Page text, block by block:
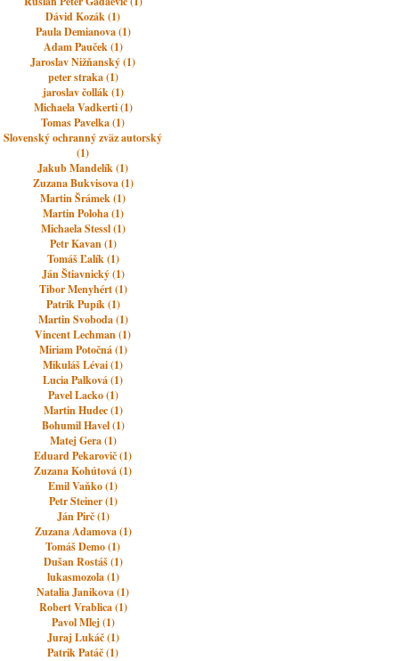
Dávid Kozák (1)
Paula Demianova (1)
Adam Pauček (1)
Jaroslav Nižňanský (1)
peter straka (1)
jaroslav čollák (1)
Michaela Vadkerti (1)
Tomas Pavelka (1)
Slovenský ochranný zväz autorský
(1)
Jakub Mandelík (1)
Zuzana Bukvisova (1)
Martin Šrámek (1)
Martin Poloha (1)
Michaela Stessl (1)
Petr Kavan (1)
Tomáš Ľalík (1)
Ján Štiavnický (1)
Tibor Menyhért (1)
Patrik Pupík (1)
Martin Svoboda (1)
Vincent Lechman (1)
Miriam Potočná (1)
Mikuláš Lévai (1)
Lucia Palková (1)
Pavel Lacko (1)
Martin Hudec (1)
Bohumil Havel (1)
Matej Gera (1)
Eduard Pekarovič (1)
Zuzana Kohútová (1)
Emil Vaňko (1)
Petr Steiner (1)
Ján Pirč (1)
Zuzana Adamova (1)
Tomáš Demo (1)
Dušan Rostáš (1)
lukasmozola (1)
Natalia Janikova (1)
Robert Vrablica (1)
Pavol Mlej (1)
Juraj Lukáč (1)
Patrik Patáč (1)